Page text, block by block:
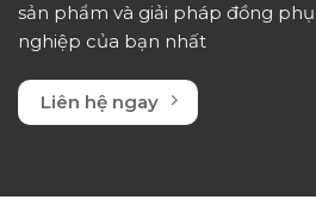
sản phẩm và giải pháp đồng
nghiệp của bạn nhất
Liên hệ ngay